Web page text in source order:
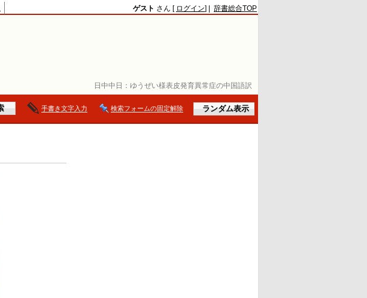
日中中日： ゆうぜい様表皮発育異常症の中国語訳
ゲスト さん [ ログイン] | 辞書総合TOP
手書き文字入力 検索フォームの固定解除